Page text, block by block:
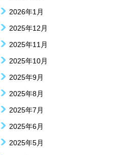
2026年1月
2025年12月
2025年11月
2025年10月
2025年9月
2025年8月
2025年7月
2025年6月
2025年5月